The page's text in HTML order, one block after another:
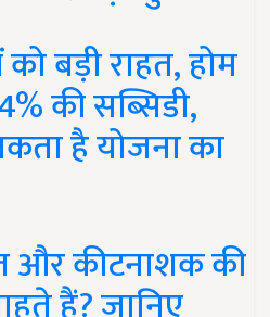
बड़ी राहत, होम
की सब्सिडी,
है योजना का
और कीटनाशक की